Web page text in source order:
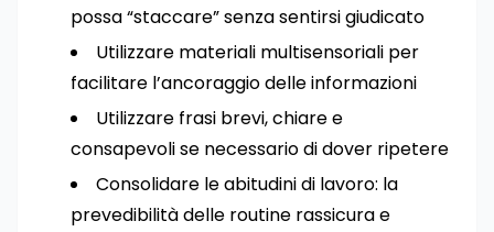
possa “staccare” senza sentirsi giudicato
Utilizzare materiali multisensoriali per
facilitare l’ancoraggio delle informazioni
Utilizzare frasi brevi, chiare e
consapevoli se necessario di dover ripetere
Consolidare le abitudini di lavoro: la
prevedibilità delle routine rassicura e